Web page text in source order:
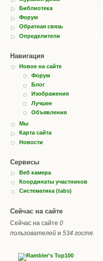
Библиотека
Форум
Обратная связь
Определители
Навигация
Новое на сайте
Форум
Блог
Изображения
Лучшее
Объявления
Мы
Карта сайта
Новости
Сервисы
Веб камера
Координаты участников
Систематика (tabs)
Сейчас на сайте
Сейчас на сайте 0
пользователей и 534 гостя